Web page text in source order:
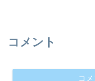
コメント
コ